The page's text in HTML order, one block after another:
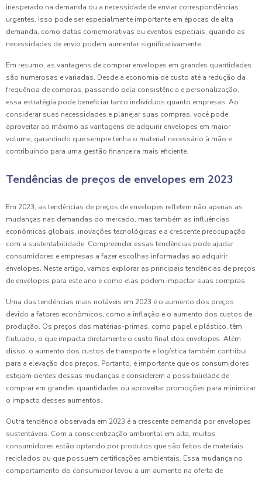
inesperado na demanda ou a necessidade de enviar correspondências
urgentes. Isso pode ser especialmente importante em épocas de alta
demanda, como datas comemorativas ou eventos especiais, quando as
necessidades de envio podem aumentar significativamente.
Em resumo, as vantagens de comprar envelopes em grandes quantidades
são numerosas e variadas. Desde a economia de custo até a redução da
frequência de compras, passando pela consistência e personalização,
essa estratégia pode beneficiar tanto indivíduos quanto empresas. Ao
considerar suas necessidades e planejar suas compras, você pode
aproveitar ao máximo as vantagens de adquirir envelopes em maior
volume, garantindo que sempre tenha o material necessário à mão e
contribuindo para uma gestão financeira mais eficiente.
Tendências de preços de envelopes em 2023
Em 2023, as tendências de preços de envelopes refletem não apenas as
mudanças nas demandas do mercado, mas também as influências
econômicas globais, inovações tecnológicas e a crescente preocupação
com a sustentabilidade. Compreender essas tendências pode ajudar
consumidores e empresas a fazer escolhas informadas ao adquirir
envelopes. Neste artigo, vamos explorar as principais tendências de preços
de envelopes para este ano e como elas podem impactar suas compras.
Uma das tendências mais notáveis em 2023 é o aumento dos preços
devido a fatores econômicos, como a inflação e o aumento dos custos de
produção. Os preços das matérias-primas, como papel e plástico, têm
flutuado, o que impacta diretamente o custo final dos envelopes. Além
disso, o aumento dos custos de transporte e logística também contribui
para a elevação dos preços. Portanto, é importante que os consumidores
estejam cientes dessas mudanças e considerem a possibilidade de
comprar em grandes quantidades ou aproveitar promoções para minimizar
o impacto desses aumentos.
Outra tendência observada em 2023 é a crescente demanda por envelopes
sustentáveis. Com a conscientização ambiental em alta, muitos
consumidores estão optando por produtos que são feitos de materiais
reciclados ou que possuem certificações ambientais. Essa mudança no
comportamento do consumidor levou a um aumento na oferta de